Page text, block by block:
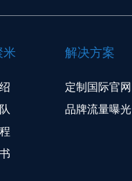
米 解决方案
定制国际官网
品牌流量曝光